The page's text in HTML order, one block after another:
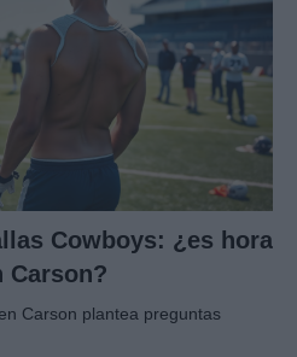
Cowboys: ¿es hora
Carson?
Carson plantea preguntas